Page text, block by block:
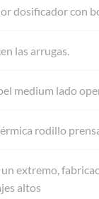
dosificador con
las arrugas.
medium lado
rodillo
extremo,
altos